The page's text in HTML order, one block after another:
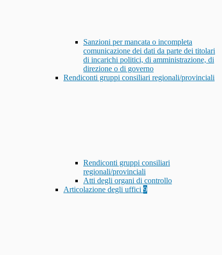
Sanzioni per mancata o incompleta
comunicazione dei dati da parte dei titolari
di incarichi politici, di amministrazione, di
direzione o di governo
Rendiconti gruppi consiliari regionali/provinciali
Rendiconti gruppi consiliari
regionali/provinciali
Atti degli organi di controllo
Articolazione degli uffici 9